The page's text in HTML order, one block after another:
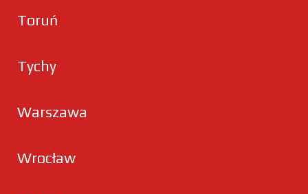
Toruń
Tychy
Warszawa
Wrocław